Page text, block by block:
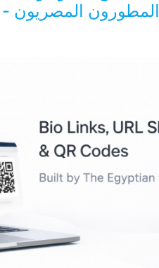
Developers | Digital Agency - المطورون المصريون